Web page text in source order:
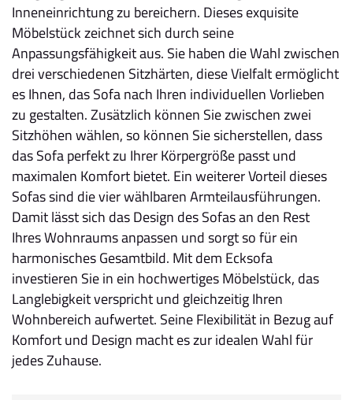
Inneneinrichtung zu bereichern. Dieses exquisite
Möbelstück zeichnet sich durch seine
Anpassungsfähigkeit aus. Sie haben die Wahl zwischen
drei verschiedenen Sitzhärten, diese Vielfalt ermöglicht
es Ihnen, das Sofa nach Ihren individuellen Vorlieben
zu gestalten. Zusätzlich können Sie zwischen zwei
Sitzhöhen wählen, so können Sie sicherstellen, dass
das Sofa perfekt zu Ihrer Körpergröße passt und
maximalen Komfort bietet. Ein weiterer Vorteil dieses
Sofas sind die vier wählbaren Armteilausführungen.
Damit lässt sich das Design des Sofas an den Rest
Ihres Wohnraums anpassen und sorgt so für ein
harmonisches Gesamtbild. Mit dem Ecksofa
investieren Sie in ein hochwertiges Möbelstück, das
Langlebigkeit verspricht und gleichzeitig Ihren
Wohnbereich aufwertet. Seine Flexibilität in Bezug auf
Komfort und Design macht es zur idealen Wahl für
jedes Zuhause.